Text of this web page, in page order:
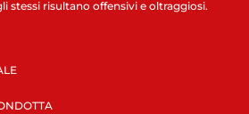
stessi risultano offensivi e oltraggiosi.